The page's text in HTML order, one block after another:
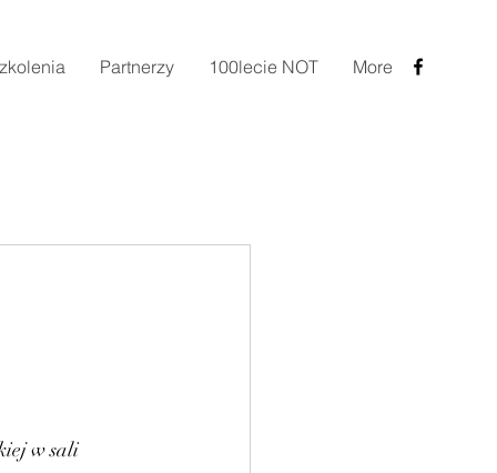
Partnerzy 100lecie NOT More
w sali